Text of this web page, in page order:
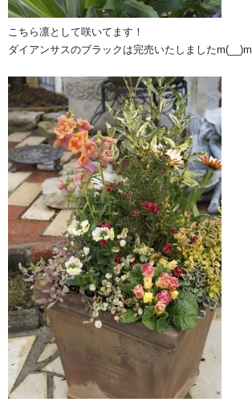
こちら凛として咲いてます！
ダイアンサスのブラックは完売いたしましたm(__)m